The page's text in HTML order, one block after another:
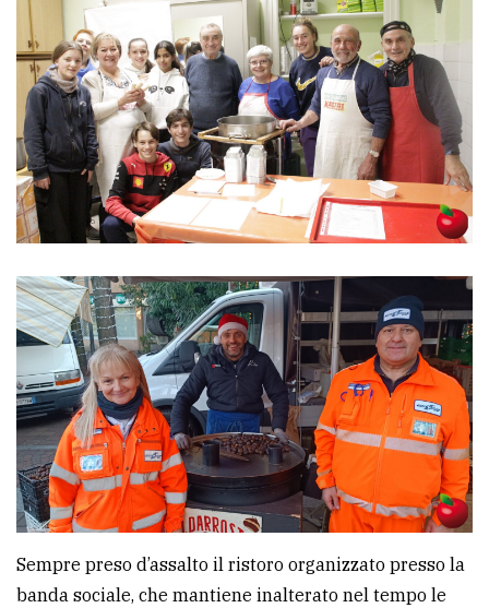
Sempre preso d’assalto il ristoro organizzato presso la
banda sociale, che mantiene inalterato nel tempo le